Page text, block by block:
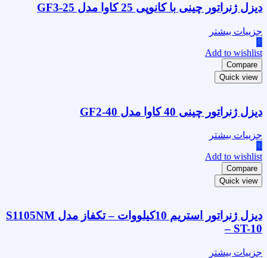
دیزل ژنراتور چینی با کانوپی 25 کاوا مدل GF3-25
جزییات بیشتر
Add to wishlist
Compare
Quick view
دیزل ژنراتور چینی 40 کاوا مدل GF2-40
جزییات بیشتر
Add to wishlist
Compare
Quick view
دیزل ژنراتور استریم 10کیلووات – تکفاز مدل S1105NM
– ST-10
جزییات بیشتر